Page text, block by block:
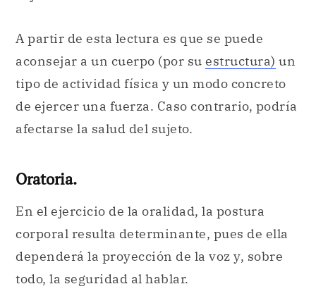
A partir de esta lectura es que se puede
aconsejar a un cuerpo (por su estructura) un
tipo de actividad física y un modo concreto
de ejercer una fuerza. Caso contrario, podría
afectarse la salud del sujeto.
Oratoria.
En el ejercicio de la oralidad, la postura
corporal resulta determinante, pues de ella
dependerá la proyección de la voz y, sobre
todo, la seguridad al hablar.